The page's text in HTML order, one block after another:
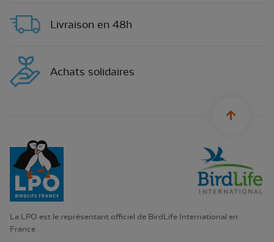
Livraison en 48h
Achats solidaires
La LPO est le représentant officiel de BirdLife International en
France